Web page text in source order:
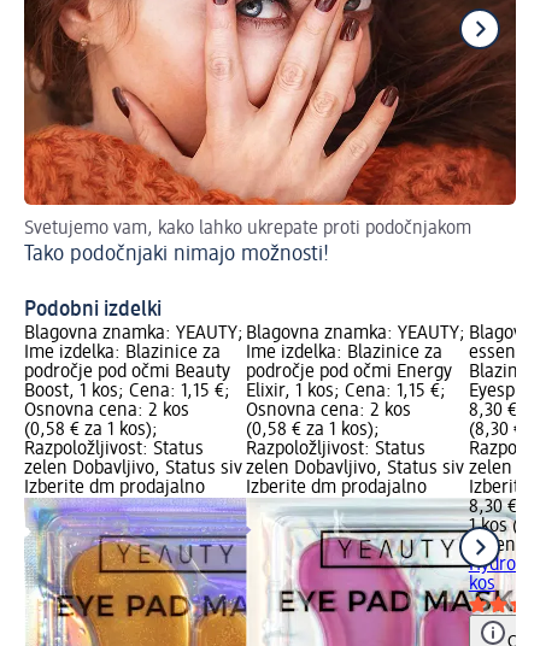
Svetujemo vam, kako lahko ukrepate proti podočnjakom
Tako podočnjaki nimajo možnosti!
Podobni izdelki
Blagovna znamka: YEAUTY;
Ime izdelka: Blazinice za
področje pod očmi Beauty
Boost, 1 kos; Cena: 1,15 €;
Osnovna cena: 2 kos
(0,58 € za 1 kos);
Razpoložljivost: Status
zelen Dobavljivo, Status siv
Izberite dm prodajalno
Blagovna znamka: YEAUTY;
Ime izdelka: Blazinice za
področje pod očmi Energy
Elixir, 1 kos; Cena: 1,15 €;
Osnovna cena: 2 kos
(0,58 € za 1 kos);
Razpoložljivost: Status
zelen Dobavljivo, Status siv
Izberite dm prodajalno
8,30 €;
(8,30 €
zelen
Izberite
8,30 €
1 kos
essence
Hydro
kos